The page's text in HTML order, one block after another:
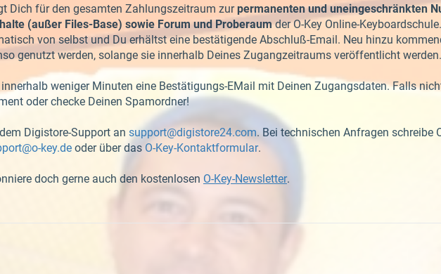
Dich für den gesamten Zahlungszeitraum zurpermanenten und uneingeschränkten
(außer Files-Base) sowie Forum und Proberaumder O-Key Online-
von selbst und Du erhältst eine bestätigende Abschluß-Email. Neu hinzu
genutzt werden, solange sie innerhalb Deines Zugangzeitraums veröffentlicht werden.
weniger Minuten eine Bestätigungs-EMail mit Deinen Zugangsdaten. Falls
oder checke Deinen Spamordner!
Digistore-Support an support@digistore24.com. Bei technischen Anfragen schreibe
key.de oder über das O-Key-Kontaktformular.
doch gerne auch den kostenlosen O-Key-Newsletter.